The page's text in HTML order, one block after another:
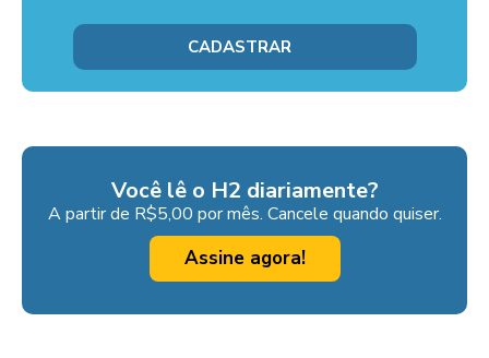
Você lê o H2 diariamente?
A partir de R$5,00 por mês. Cancele quando quiser.
Assine agora!